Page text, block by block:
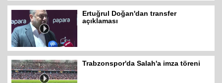
Ertuğrul Doğan'dan transfer
açıklaması
Trabzonspor'da Salah'a imza töreni